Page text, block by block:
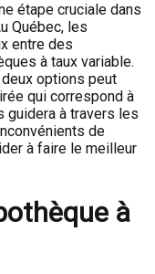
étape cruciale dans
Québec, les
entre des
à taux variable.
options peut
qui correspond à
guidera à travers les
de
à faire le meilleur
à